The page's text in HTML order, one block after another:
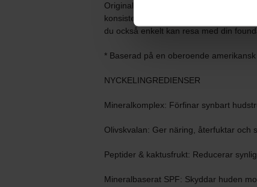
Original Liquid Mineral Foundation
konsistens där du får ut allt till sista
du också enkelt kan resa med din
* Baserad på en oberoende
NYCKELINGREDIENSER
Mineralkomplex: Förfinar synbart
Olivskvalan: Ger näring, återfuktar och
Peptider & kaktusfrukt: Reducerar
Mineralbaserat SPF: Skyddar huden